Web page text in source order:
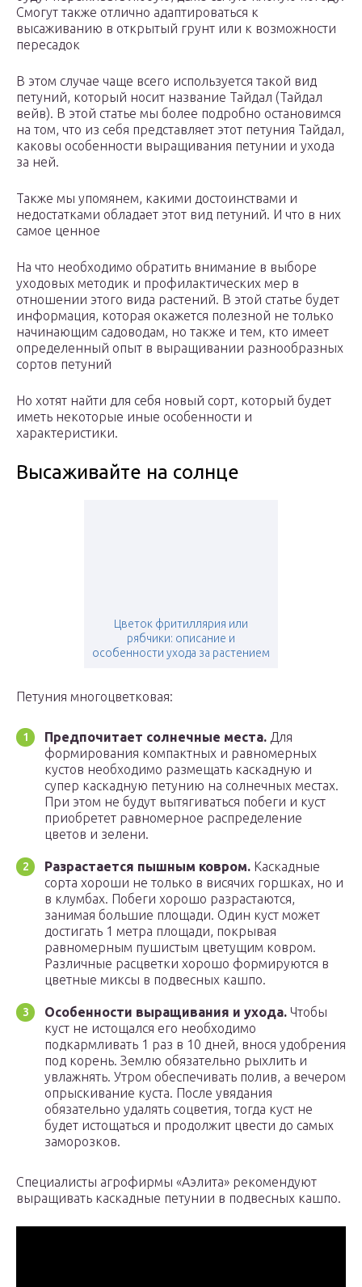
Смогут также отлично адаптироваться к
высаживанию в открытый грунт или к возможности
пересадок
В этом случае чаще всего используется такой вид
петуний, который носит название Тайдал (Тайдал
вейв). В этой статье мы более подробно остановимся
на том, что из себя представляет этот петуния Тайдал,
каковы особенности выращивания петунии и ухода
за ней.
Также мы упомянем, какими достоинствами и
недостатками обладает этот вид петуний. И что в них
самое ценное
На что необходимо обратить внимание в выборе
уходовых методик и профилактических мер в
отношении этого вида растений. В этой статье будет
информация, которая окажется полезной не только
начинающим садоводам, но также и тем, кто имеет
определенный опыт в выращивании разнообразных
сортов петуний
Но хотят найти для себя новый сорт, который будет
иметь некоторые иные особенности и
характеристики.
Высаживайте на солнце
Цветок фритиллярия или
рябчики: описание и
особенности ухода за растением
Петуния многоцветковая:
Предпочитает солнечные места. Для
формирования компактных и равномерных
кустов необходимо размещать каскадную и
супер каскадную петунию на солнечных местах.
При этом не будут вытягиваться побеги и куст
приобретет равномерное распределение
цветов и зелени.
Разрастается пышным ковром. Каскадные
сорта хороши не только в висячих горшках, но и
в клумбах. Побеги хорошо разрастаются,
занимая большие площади. Один куст может
достигать 1 метра площади, покрывая
равномерным пушистым цветущим ковром.
Различные расцветки хорошо формируются в
цветные миксы в подвесных кашпо.
Особенности выращивания и ухода. Чтобы
куст не истощался его необходимо
подкармливать 1 раз в 10 дней, внося удобрения
под корень. Землю обязательно рыхлить и
увлажнять. Утром обеспечивать полив, а вечером
опрыскивание куста. После увядания
обязательно удалять соцветия, тогда куст не
будет истощаться и продолжит цвести до самых
заморозков.
Специалисты агрофирмы «Аэлита» рекомендуют
выращивать каскадные петунии в подвесных кашпо.